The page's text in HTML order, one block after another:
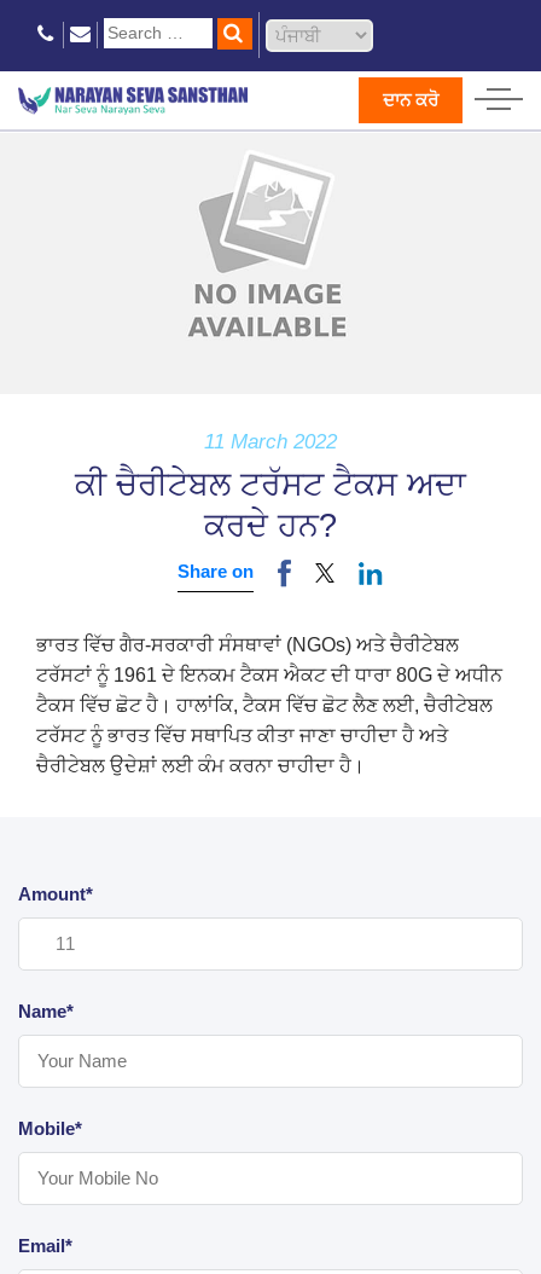
ਦਾਨ ਕਰੋ
11 March 2022
ਕੀ ਚੈਰੀਟੇਬਲ ਟਰੱਸਟ ਟੈਕਸ ਅਦਾ
ਕਰਦੇ ਹਨ?
Share on
ਭਾਰਤ ਵਿੱਚ ਗੈਰ-ਸਰਕਾਰੀ ਸੰਸਥਾਵਾਂ (NGOs) ਅਤੇ ਚੈਰੀਟੇਬਲ
ਟਰੱਸਟਾਂ ਨੂੰ 1961 ਦੇ ਇਨਕਮ ਟੈਕਸ ਐਕਟ ਦੀ ਧਾਰਾ 80G ਦੇ ਅਧੀਨ
ਟੈਕਸ ਵਿੱਚ ਛੋਟ ਹੈ। ਹਾਲਾਂਕਿ, ਟੈਕਸ ਵਿੱਚ ਛੋਟ ਲੈਣ ਲਈ, ਚੈਰੀਟੇਬਲ
ਟਰੱਸਟ ਨੂੰ ਭਾਰਤ ਵਿੱਚ ਸਥਾਪਿਤ ਕੀਤਾ ਜਾਣਾ ਚਾਹੀਦਾ ਹੈ ਅਤੇ
ਚੈਰੀਟੇਬਲ ਉਦੇਸ਼ਾਂ ਲਈ ਕੰਮ ਕਰਨਾ ਚਾਹੀਦਾ ਹੈ।
Amount*
Name*
Mobile*
Email*